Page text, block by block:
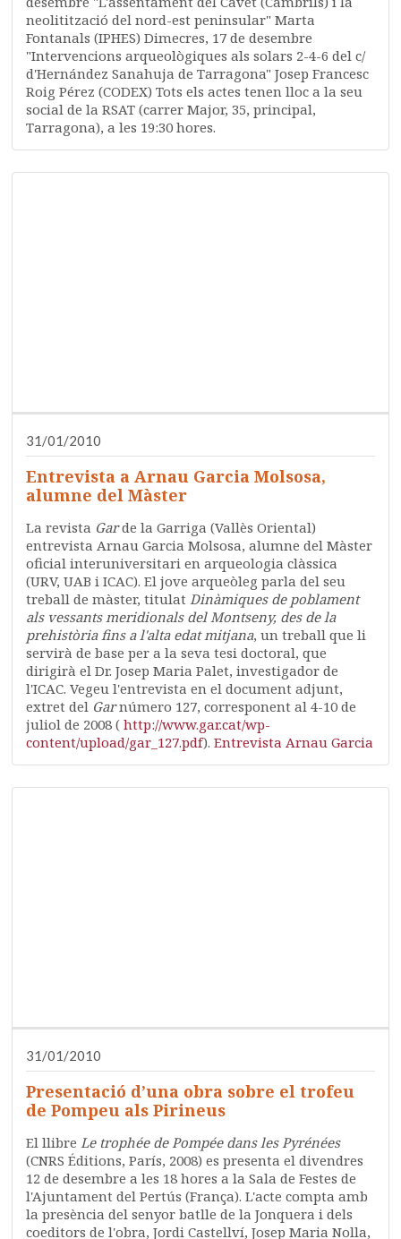
neolitització del nord-est peninsular" Marta
Fontanals (IPHES) Dimecres, 17 de desembre
"Intervencions arqueològiques als solars 2-4-6 del c/
d'Hernández Sanahuja de Tarragona" Josep Francesc
Roig Pérez (CODEX) Tots els actes tenen lloc a la seu
social de la RSAT (carrer Major, 35, principal,
Tarragona), a les 19:30 hores.
31/01/2010
Entrevista a Arnau Garcia Molsosa,
alumne del Màster
La revista Garde la Garriga (Vallès Oriental)
entrevista Arnau Garcia Molsosa, alumne del Màster
oficial interuniversitari en arqueologia clàssica
(URV, UAB i ICAC). El jove arqueòleg parla del seu
treball de màster, titulatDinàmiques de poblament
als vessants meridionals del Montseny, des de la
prehistòria fins a l'alta edat mitjana, un treball que li
servirà de base per a la seva tesi doctoral, que
dirigirà el Dr. Josep Maria Palet, investigador de
l'ICAC. Vegeu l'entrevista en el document adjunt,
extret del Garnúmero 127, corresponent al 4-10 de
juliol de 2008 (http://www.gar.cat/wp-
content/upload/gar_127.pdf).Entrevista Arnau Garcia
31/01/2010
Presentació d’una obra sobre el trofeu
de Pompeu als Pirineus
El llibreLe trophée de Pompée dans les Pyrénées
(CNRS Éditions, París, 2008) es presenta el divendres
12 de desembre a les 18 hores a la Sala de Festes de
l'Ajuntament del Pertús (França). L'acte compta amb
la presència del senyor batlle de la Jonquera i dels
coeditors de l'obra, Jordi Castellví, Josep Maria Nolla,